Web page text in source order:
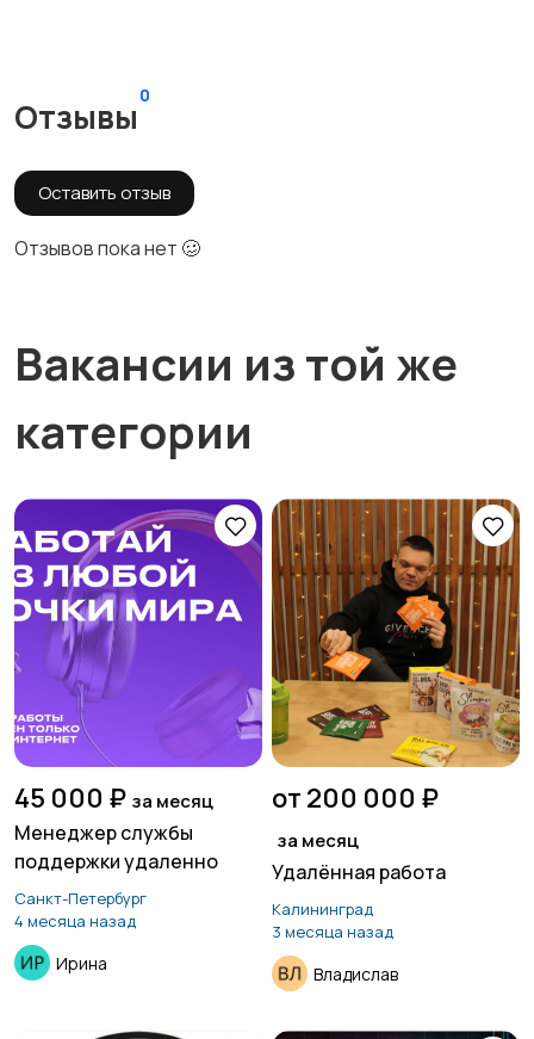
Отзывы
0
Оставить отзыв
Отзывов пока нет 🥴
Вакансии из той же
категории
45 000 ₽ за месяц
Менеджер службы
поддержки удаленно
Санкт-Петербург
4 месяца назад
Ирина
от 200 000 ₽
за месяц
Удалённая работа
Калининград
3 месяца назад
Владислав